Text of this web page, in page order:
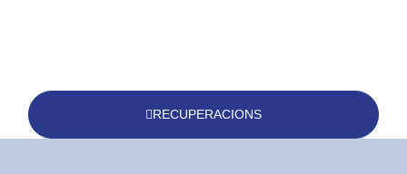
RECUPERACIONS